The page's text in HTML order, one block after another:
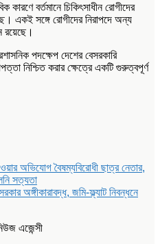
কারণে বর্তমানে চিকিৎসাধীন রোগীদের
একই সঙ্গে রোগীদের নিরাপদে অন্য
রয়েছে।
পদক্ষেপ দেশের বেসরকারি
নিশ্চিত করার ক্ষেত্রে একটি গুরুত্বপূর্ণ
অভিযোগ বৈষম্যবিরোধী ছাত্র নেতার,
সত্যতা
অঙ্গীকারাবদ্ধ, জমি-ফ্ল্যাট নিবন্ধনে
এজেন্সী